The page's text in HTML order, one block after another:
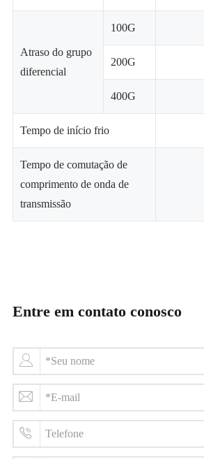
Atraso do grupo
diferencial
100G
200G
400G
Tempo de início frio
Tempo de comutação de
comprimento de onda de
transmissão
Entre em contato conosco